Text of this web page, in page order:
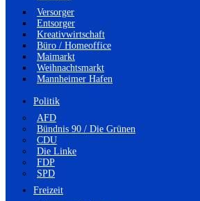
Versorger
Entsorger
Kreativwirtschaft
Büro / Homeoffice
Maimarkt
Weihnachtsmarkt
Mannheimer Hafen
Politik
AFD
Bündnis 90 / Die Grünen
CDU
Die Linke
FDP
SPD
Freizeit